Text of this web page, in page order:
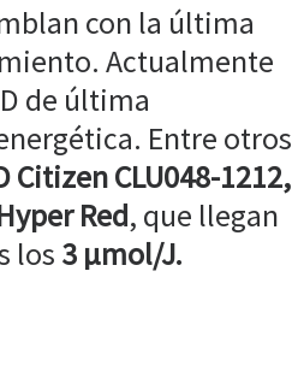
con la última
Actualmente
de última
Entre otros
Citizen CLU048-1212,
Red, que llegan
los 3 µmol/J.